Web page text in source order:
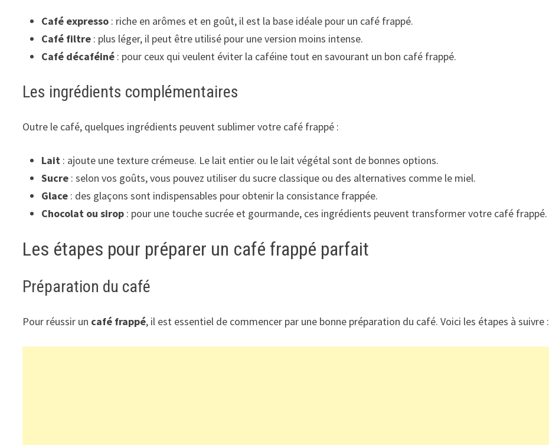
Café expresso : riche en arômes et en goût, il est la base idéale pour un café frappé.
Café filtre : plus léger, il peut être utilisé pour une version moins intense.
Café décaféiné : pour ceux qui veulent éviter la caféine tout en savourant un bon café frappé.
Les ingrédients complémentaires
Outre le café, quelques ingrédients peuvent sublimer votre café frappé :
Lait : ajoute une texture crémeuse. Le lait entier ou le lait végétal sont de bonnes options.
Sucre : selon vos goûts, vous pouvez utiliser du sucre classique ou des alternatives comme le miel.
Glace : des glaçons sont indispensables pour obtenir la consistance frappée.
Chocolat ou sirop : pour une touche sucrée et gourmande, ces ingrédients peuvent transformer votre café frappé.
Les étapes pour préparer un café frappé parfait
Préparation du café
Pour réussir un café frappé, il est essentiel de commencer par une bonne préparation du café. Voici les étapes à suivre :